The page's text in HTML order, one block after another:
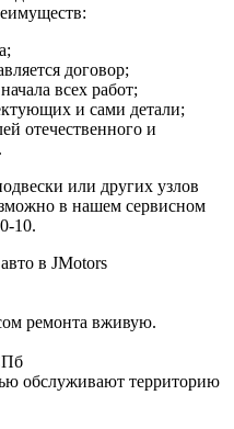
договор;
всех работ;
и сами детали;
отечественного и
или других узлов
в нашем сервисном
10.
в JMotors
ремонта вживую.
обслуживают территорию